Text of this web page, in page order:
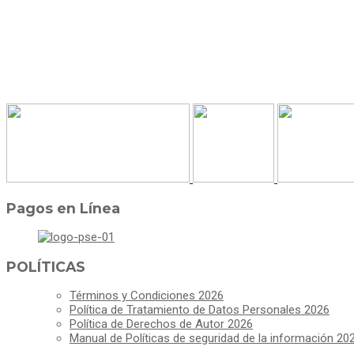
Pagos en Línea
POLÍTICAS
Términos y Condiciones 2026
Política de Tratamiento de Datos Personales 2026
Política de Derechos de Autor 2026
Manual de Políticas de seguridad de la información